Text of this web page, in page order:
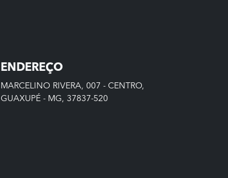
ENDEREÇO
MARCELINO RIVERA, 007 - CENTRO,
GUAXUPÉ - MG, 37837-520